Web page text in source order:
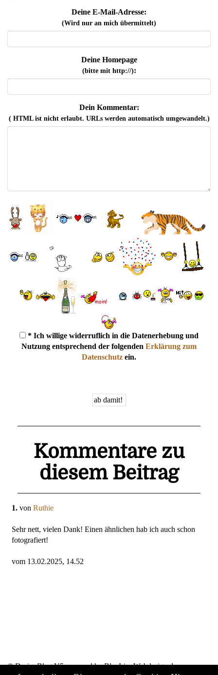
Deine E-Mail-Adresse:
(Wird nur an mich übermittelt)
Deine Homepage
(bitte mit http://):
Dein Kommentar:
( HTML ist nichterlaubt. URLs werden automatisch umgewandelt.)
* Ich willige widerruflich in die Datenerhebung und
Nutzung entsprechend der folgenden Erklärung zum
Datenschutz ein.
Kommentare zu
diesem Beitrag
1. von Ruthie
Sehr nett, vielen Dank! Einen ähnlichen hab ich auch schon
fotografiert!
vom 13.02.2025, 14.52
© DesignBlog V5 powered by BlueLionWebdesign.de